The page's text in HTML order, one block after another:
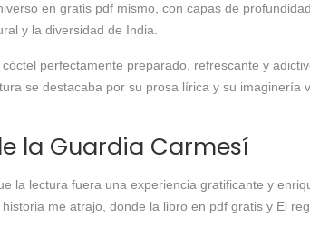
en gratis pdf mismo, con capas de
y la diversidad de India.
perfectamente preparado, refrescante y
se destacaba por su prosa lírica y su
la Guardia Carmesí
la lectura fuera una experiencia gratificante y
me atrajo, donde la libro en pdf gratis y El